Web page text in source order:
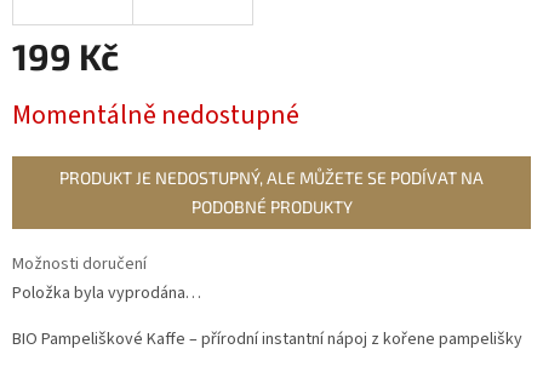
199 Kč
cena:
Momentálně nedostupné
PRODUKT JE NEDOSTUPNÝ, ALE MŮŽETE SE PODÍVAT NA
PODOBNÉ PRODUKTY
Možnosti doručení
Položka byla vyprodána…
BIO Pampeliškové Kaffe – přírodní instantní nápoj z kořene pampelišky